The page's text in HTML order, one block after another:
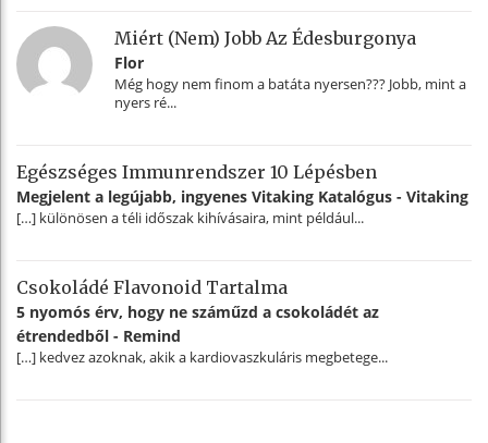
Miért (nem) Jobb Az Édesburgonya
Flor
Még hogy nem finom a batáta nyersen??? Jobb, mint a
nyers ré...
Egészséges Immunrendszer 10 Lépésben
Megjelent a legújabb, ingyenes Vitaking Katalógus - Vitaking
[…] különösen a téli időszak kihívásaira, mint például...
Csokoládé Flavonoid Tartalma
5 nyomós érv, hogy ne száműzd a csokoládét az
étrendedből - Remind
[…] kedvez azoknak, akik a kardiovaszkuláris megbetege...